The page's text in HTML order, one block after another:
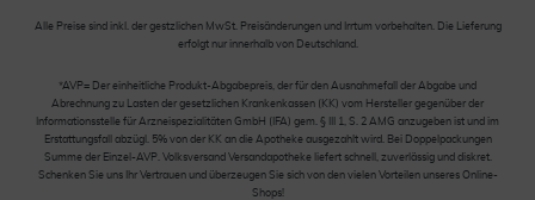
Alle Preise sind inkl. der gestzlichen MwSt. Preisänderungen und Irrtum vorbehalten. Die Lieferung
erfolgt nur innerhalb von Deutschland.
*AVP= Der einheitliche Produkt-Abgabepreis, der für den Ausnahmefall der Abgabe und
Abrechnung zu Lasten der gesetzlichen Krankenkassen (KK) vom Hersteller gegenüber der
Informationsstelle für Arzneispezialitäten GmbH (IFA) gem. § III 1, S. 2 AMG anzugeben ist und im
Erstattungsfall abzügl. 5% von der KK an die Apotheke ausgezahlt wird. Bei Doppelpackungen
Summe der Einzel-AVP. Volksversand Versandapotheke liefert schnell, zuverlässig und diskret.
Schenken Sie uns Ihr Vertrauen und überzeugen Sie sich von den vielen Vorteilen unseres Online-
Shops!